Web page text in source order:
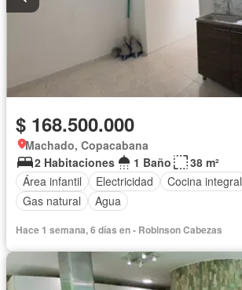
$ 168.500.000
Machado, Copacabana
2 Habitaciones
1 Baño
38 m²
Área infantil
Electricidad Cocina integral
Gas natural
Agua
Hace 1 semana, 6 días en - Robinson Cabezas